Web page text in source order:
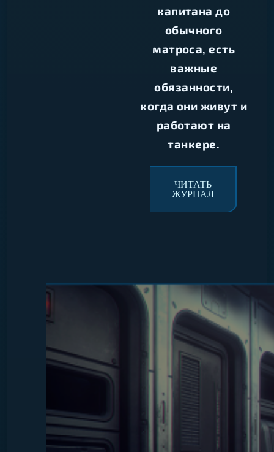
капитана до
обычного
матроса, есть
важные
обязанности,
когда они живут и
работают на
танкере.
ЧИТАТЬ
ЖУРНАЛ